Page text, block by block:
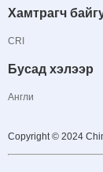
Хамтрагч
CRI
Бусад хэлээр
Англи
Copyright © 2024